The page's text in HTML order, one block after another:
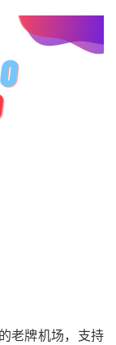
老牌机场，支持